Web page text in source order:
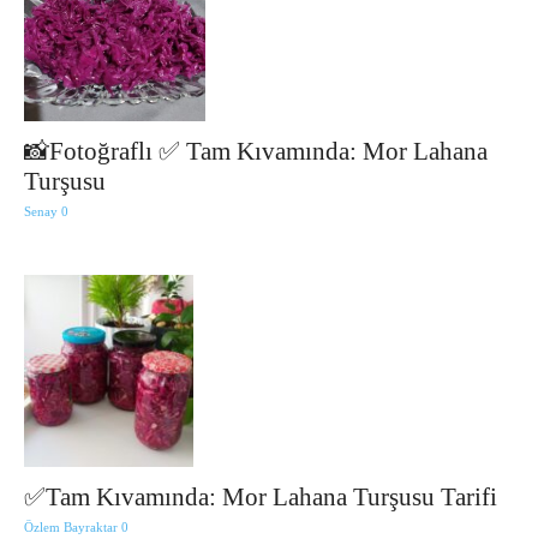
📸Fotoğraflı ✅ Tam Kıvamında: Mor Lahana
Turşusu
Senay 0
✅Tam Kıvamında: Mor Lahana Turşusu Tarifi
Özlem Bayraktar 0